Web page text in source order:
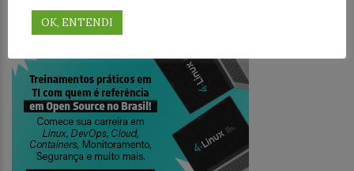
TREINAMENTO
OK, ENTENDI